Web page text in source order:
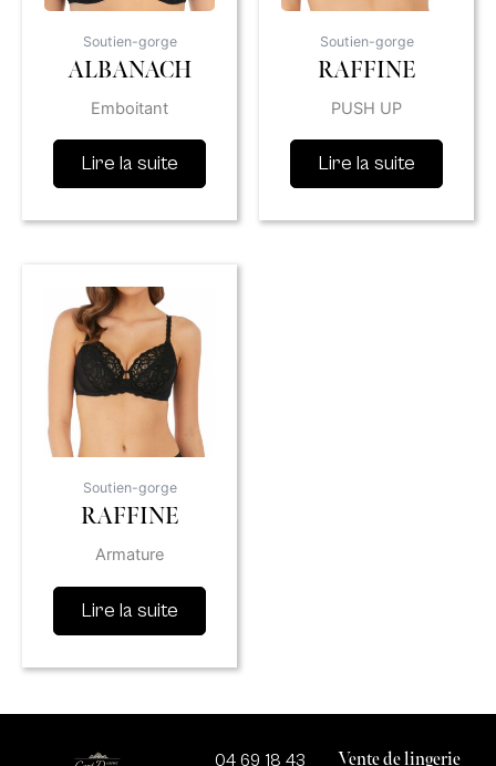
Soutien-gorge
ALBANACH
Emboitant
Lire la suite
Soutien-gorge
RAFFINE
PUSH UP
Lire la suite
Soutien-gorge
RAFFINE
Armature
Lire la suite
04 69 18 43 Vente de lingerie